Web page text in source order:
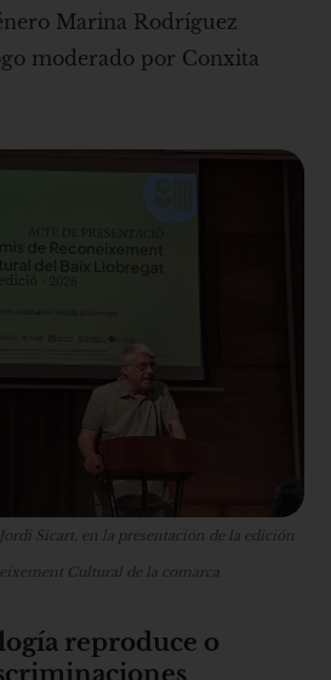
Marina Rodríguez
moderado por Conxita
Sicart, en la presentación de la edición
Cultural de la comarca
reproduce o